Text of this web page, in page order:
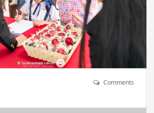
Comments